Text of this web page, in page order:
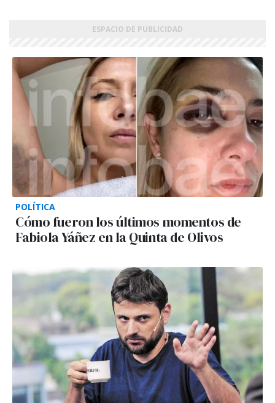
POLÍTICA
Cómo fueron los últimos momentos de
Fabiola Yáñez en la Quinta de Olivos